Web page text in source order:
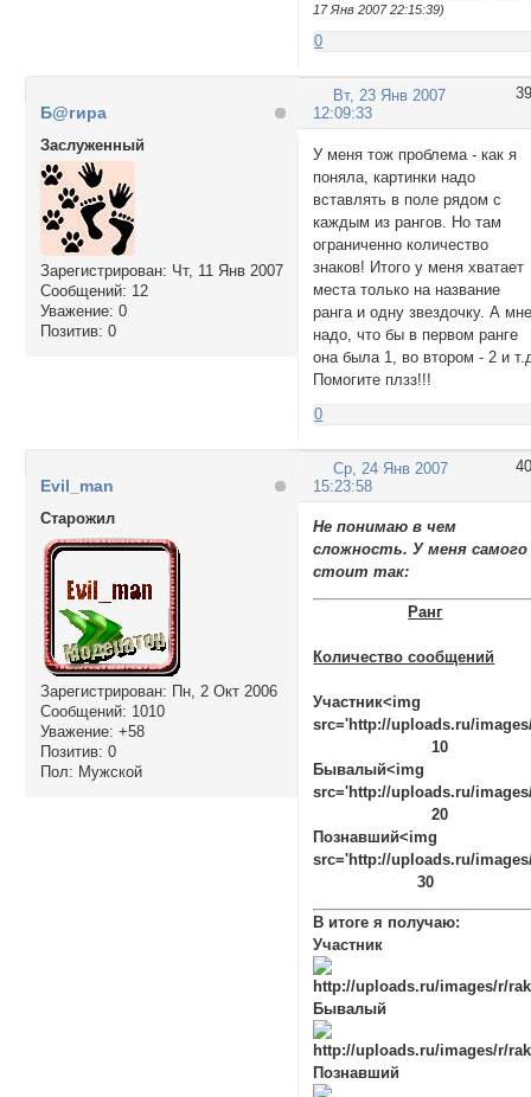
17 Янв 2007 22:15:39)
0
39
Вт, 23 Янв 2007
12:09:33
Б@гира
Заслуженный
Зарегистрирован: Чт, 11 Янв 2007
Сообщений: 12
Уважение: 0
Позитив: 0
У меня тож проблема - как я
поняла, картинки надо
вставлять в поле рядом с
каждым из рангов. Но там
ограниченно количество
знаков! Итого у меня хватает
места только на название
ранга и одну звездочку. А
надо, что бы в первом ранге
она была 1, во втором - 2 и
Помогите плзз!!!
0
40
Ср, 24 Янв 2007
15:23:58
Evil_man
Cтарожил
Зарегистрирован: Пн, 2 Окт 2006
Сообщений: 1010
Уважение: +58
Позитив: 0
Пол: Мужской
Не понимаю в чем
сложность. У меня самого
стоит так:
Ранг
Количество сообщений
Участник<img
src='http://uploads.ru/
10
Бывалый<img
src='http://uploads.ru/
20
Познавший<img
src='http://uploads.ru/
30
В итоге я получаю:
Участник
Бывалый
Познавший